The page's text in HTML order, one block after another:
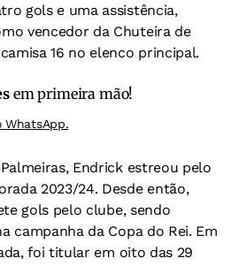
gols e uma assistência,
vencedor da Chuteira de
16 no elenco principal.
em primeira mão!
WhatsApp.
Endrick estreou pelo
2023/24. Desde então,
gols pelo clube, sendo
campanha da Copa do Rei. Em
foi titular em oito das 29